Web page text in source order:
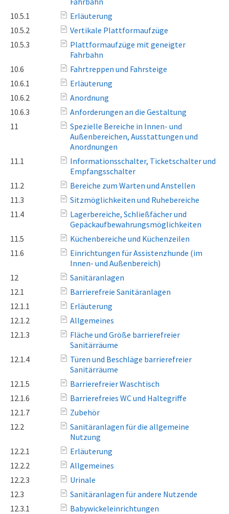
10.5.1
Erläuterung
10.5.2
Vertikale Plattformaufzüge
10.5.3
Plattformaufzüge mit geneigter
Fahrbahn
10.6
Fahrtreppen und Fahrsteige
10.6.1
Erläuterung
10.6.2
Anordnung
10.6.3
Anforderungen an die Gestaltung
11
Spezielle Bereiche in Innen- und
Außenbereichen, Ausstattungen und
Anordnungen
11.1
Informationsschalter, Ticketschalter und
Empfangsschalter
11.2
Bereiche zum Warten und Anstellen
11.3
Sitzmöglichkeiten und Ruhebereiche
11.4
Lagerbereiche, Schließfächer und
Gepäckaufbewahrungsmöglichkeiten
11.5
Küchenbereiche und Küchenzeilen
11.6
Einrichtungen für Assistenzhunde (im
Innen- und Außenbereich)
12
Sanitäranlagen
12.1
Barrierefreie Sanitäranlagen
12.1.1
Erläuterung
12.1.2
Allgemeines
12.1.3
Fläche und Größe barrierefreier
Sanitärräume
12.1.4
Türen und Beschläge barrierefreier
Sanitärräume
12.1.5
Barrierefreier Waschtisch
12.1.6
Barrierefreies WC und Haltegriffe
12.1.7
Zubehör
12.2
Sanitäranlagen für die allgemeine
Nutzung
12.2.1
Erläuterung
12.2.2
Allgemeines
12.2.3
Urinale
12.3
Sanitäranlagen für andere Nutzende
12.3.1
Babywickeleinrichtungen